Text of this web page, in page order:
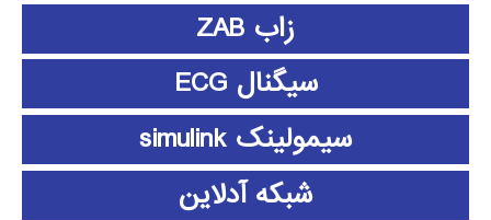
زاب ZAB
سیگنال ECG
سیمولینک simulink
شبکه آدلاین